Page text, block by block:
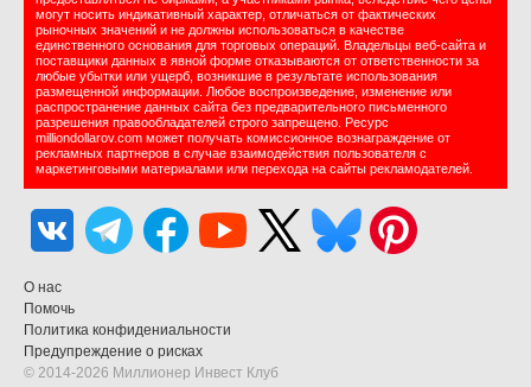
могут носить индикативный характер, отличаться от фактических
рыночных значений и не должны использоваться в качестве
единственного основания для торговых операций. Владельцы веб-сайта и
поставщики данных в явной форме отказываются от ответственности за
любые убытки или ущерб, возникшие в результате использования
размещенной информации. Любое воспроизведение, изменение или
распространение данных сайта без предварительного письменного
разрешения правообладателей строго запрещено. Ресурс
milliondollarov.com может получать комиссионное вознаграждение от
рекламных партнеров в случае взаимодействия пользователя с
маркетинговыми материалами или перехода на сайты рекламодателей.
О нас
Помочь
Политика конфидениальности
Предупреждение о рисках
© 2014-2026 Миллионер Инвест Клуб